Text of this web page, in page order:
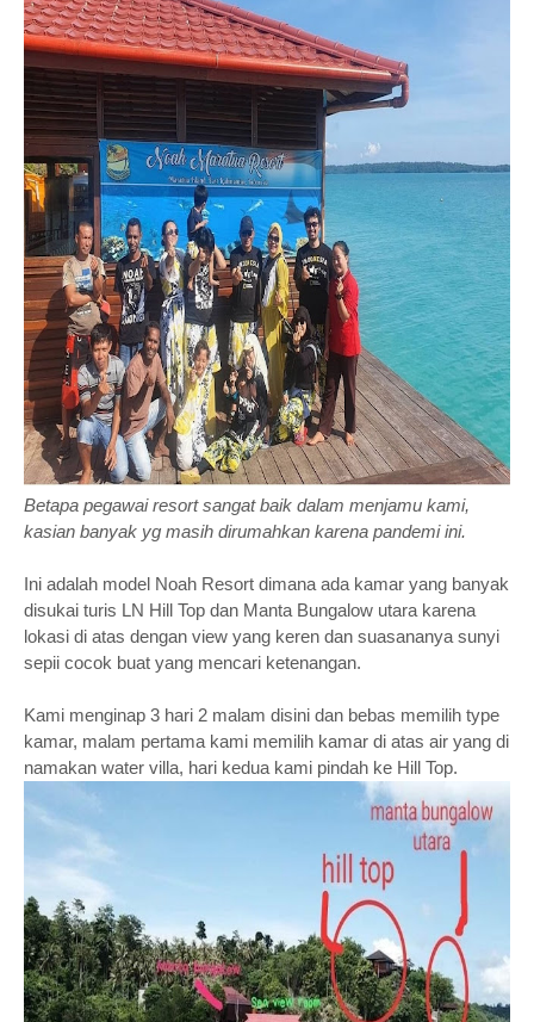
Betapa pegawai resort sangat baik dalam menjamu kami,
kasian banyak yg masih dirumahkan karena pandemi ini.
Ini adalah model Noah Resort dimana ada kamar yang banyak
disukai turis LN Hill Top dan Manta Bungalow utara karena
lokasi di atas dengan view yang keren dan suasananya sunyi
sepii cocok buat yang mencari ketenangan.
Kami menginap 3 hari 2 malam disini dan bebas memilih type
kamar, malam pertama kami memilih kamar di atas air yang di
namakan water villa, hari kedua kami pindah ke Hill Top.